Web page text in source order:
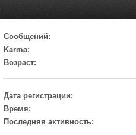
Сообщений:
Karma:
Возраст:
Дата регистрации:
Время:
Последняя активность: